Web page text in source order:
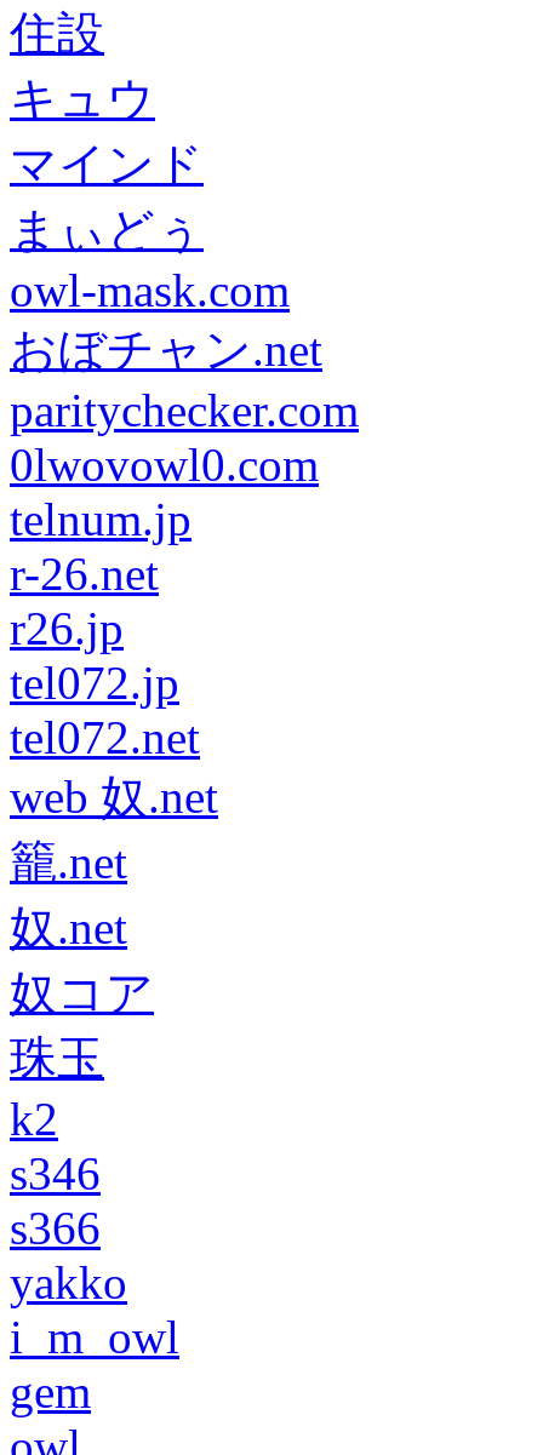
住設
キュウ
マインド
まぃどぅ
owl-mask.com
おぼチャン.net
paritychecker.com
0lwovowl0.com
telnum.jp
r-26.net
r26.jp
tel072.jp
tel072.net
web 奴.net
籠.net
奴.net
奴コア
珠玉
k2
s346
s366
yakko
i_m_owl
gem